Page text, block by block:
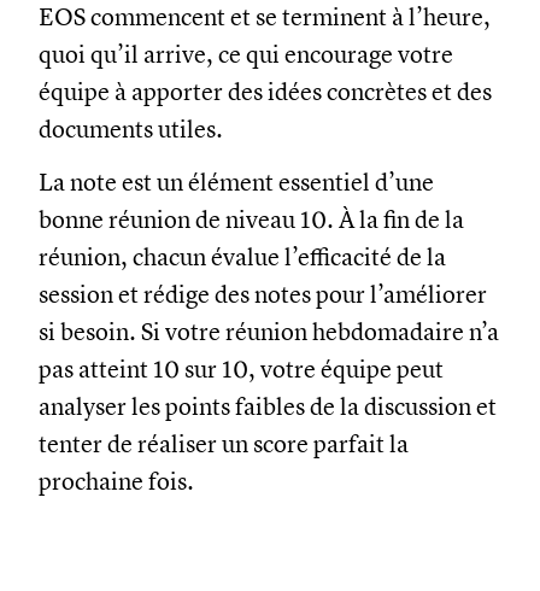
EOS commencent et se terminent à l’heure,
quoi qu’il arrive, ce qui encourage votre
équipe à apporter des idées concrètes et des
documents utiles.
La note est un élément essentiel d’une
bonne réunion de niveau 10. À la fin de la
réunion, chacun évalue l’efficacité de la
session et rédige des notes pour l’améliorer
si besoin. Si votre réunion hebdomadaire n’a
pas atteint 10 sur 10, votre équipe peut
analyser les points faibles de la discussion et
tenter de réaliser un score parfait la
prochaine fois.